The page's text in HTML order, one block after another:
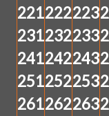
221222223
231232233
241242243
251252253
261262263